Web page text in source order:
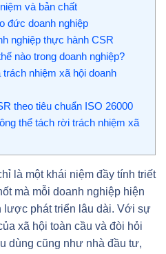
và bản chất
đức doanh nghiệp
nghiệp thực hành CSR
nào trong doanh nghiệp?
nhiệm xã hội doanh
theo tiêu chuẩn ISO 26000
thể tách rời trách nhiệm xã
là một khái niệm đầy tính triết
mà mỗi doanh nghiệp hiện
lược phát triển lâu dài. Với sự
xã hội toàn cầu và đòi hỏi
dùng cũng như nhà đầu tư,